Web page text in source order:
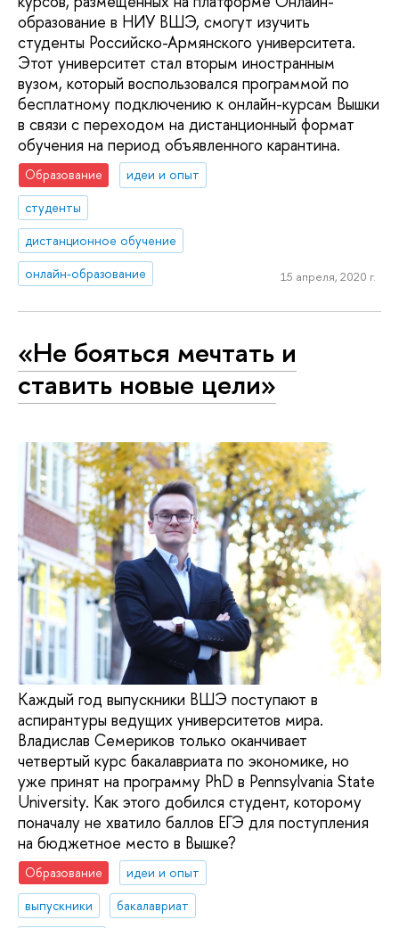
образование в НИУ ВШЭ, смогут изучить
студенты Российско-Армянского университета.
Этот университет стал вторым иностранным
вузом, который воспользовался программой по
бесплатному подключению к онлайн-курсам Вышки
в связи с переходом на дистанционный формат
обучения на период объявленного карантина.
Образование
идеи и опыт
студенты
дистанционное обучение
онлайн-образование
15 апреля, 2020 г.
«Не бояться мечтать и
ставить новые цели»
Каждый год выпускники ВШЭ поступают в
аспирантуры ведущих университетов мира.
Владислав Семериков только оканчивает
четвертый курс бакалавриата по экономике, но
уже принят на программу PhD в Pennsylvania State
University. Как этого добился студент, которому
поначалу не хватило баллов ЕГЭ для поступления
на бюджетное место в Вышке?
Образование
идеи и опыт
выпускники
бакалавриат